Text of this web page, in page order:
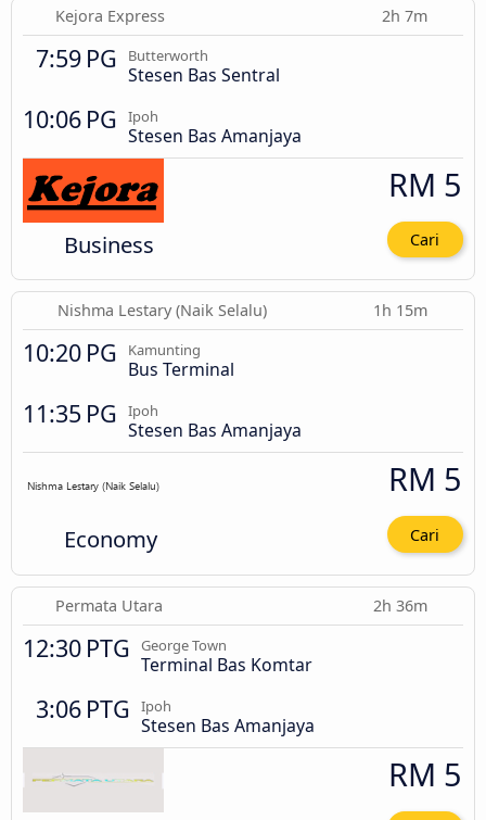
Kejora Express 2h 7m
7:59 PG Butterworth
Stesen Bas Sentral
10:06 PG Ipoh
Stesen Bas Amanjaya
Business
RM 5
Cari
Nishma Lestary (Naik Selalu) 1h 15m
10:20 PG Kamunting
Bus Terminal
11:35 PG Ipoh
Stesen Bas Amanjaya
Economy
RM 5
Cari
Permata Utara 2h 36m
12:30 PTG George Town
Terminal Bas Komtar
3:06 PTG Ipoh
Stesen Bas Amanjaya
RM 5